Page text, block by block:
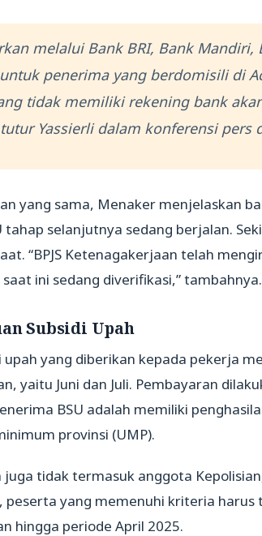
melalui Bank BRI, Bank
penerima yang berdomisili di
tidak memiliki rekening bank
Yassierli dalam konferensi pers
yang sama, Menaker menjelaskan
tahap selanjutnya sedang berjalan.
“BPJS Ketenagakerjaan telah
ini sedang diverifikasi,” tambahnya.
Subsidi Upah
upah yang diberikan kepada pekerja
yaitu Juni dan Juli. Pembayaran
BSU adalah memiliki
provinsi (UMP).
juga tidak termasuk anggota
peserta yang memenuhi kriteria
hingga periode April 2025.